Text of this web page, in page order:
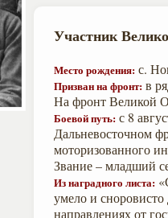
Участник
Место рождения: с.
Призван на фронт: в
На фронт Великой
Боевой путь: с 8
Дальневосточном
моторизованного
Звание – младший
Из наградного листа:
умело и
направлениях от